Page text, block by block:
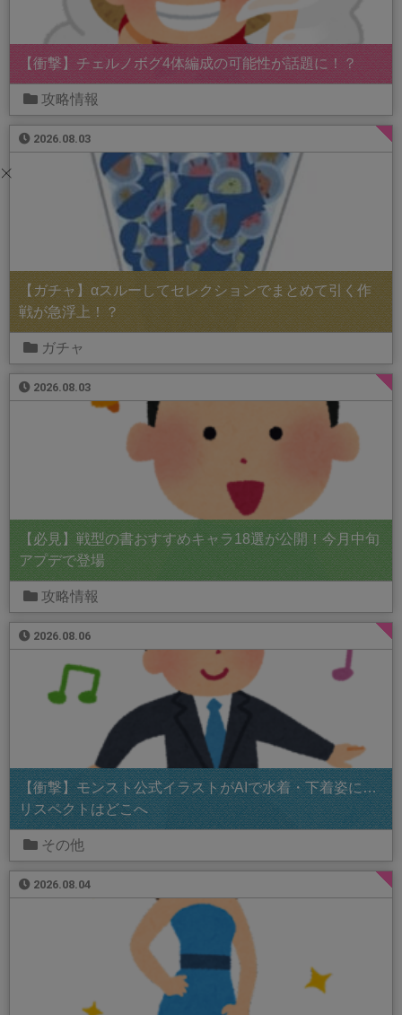
【衝撃】チェルノボグ4体編成の可能性が話題に！？
攻略情報
2026.08.03
【ガチャ】αスルーしてセレクションでまとめて引く作
戦が急浮上！？
ガチャ
2026.08.03
【必見】戦型の書おすすめキャラ18選が公開！今月中旬
アプデで登場
攻略情報
2026.08.06
【衝撃】モンスト公式イラストがAIで水着・下着姿に…
リスペクトはどこへ
その他
2026.08.04